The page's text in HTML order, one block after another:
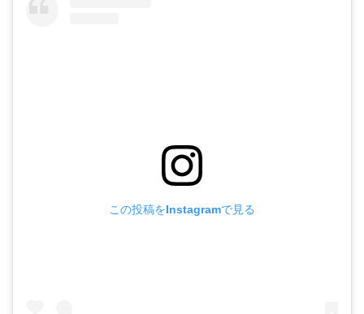
この投稿をInstagramで見る